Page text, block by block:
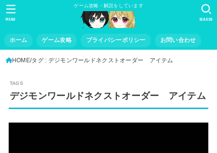
ゲーム攻略・解説をしています
ホーム ゲーム攻略 プライバシーポリシー お問い合わせ
SEARCH
MENU
HOME タグ : デジモンワールドネクストオーダー アイテム
デジモンワールドネクストオーダー アイテム